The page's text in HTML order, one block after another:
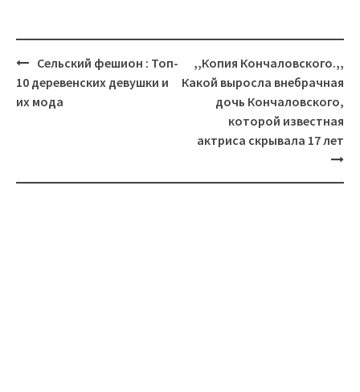
Навигация
Сельский фешион : Топ-
10 деревенских девушки и
их мода
,,Копия Кончаловского.,,
Какой выросла внебрачная
дочь Кончаловского,
которой известная
актриса скрывала 17 лет